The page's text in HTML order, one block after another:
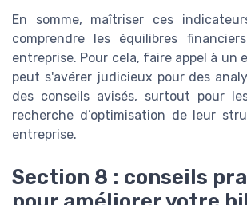
En somme, maîtriser ces
comprendre les équilibres
entreprise. Pour cela, faire appel à un
peut s'avérer judicieux pour des
des conseils avisés, surtout pour
recherche d’optimisation de leur
entreprise.
Section 8 : conseils